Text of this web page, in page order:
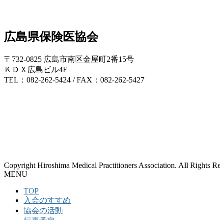
広島県保険医協会
〒732-0825 広島市南区金屋町2番15号
ＫＤＸ広島ビル4F
TEL：082-262-5424 / FAX：082-262-5427
Copyright Hiroshima Medical Practitioners Association. All Rights
MENU
TOP
入会のすすめ
協会の活動